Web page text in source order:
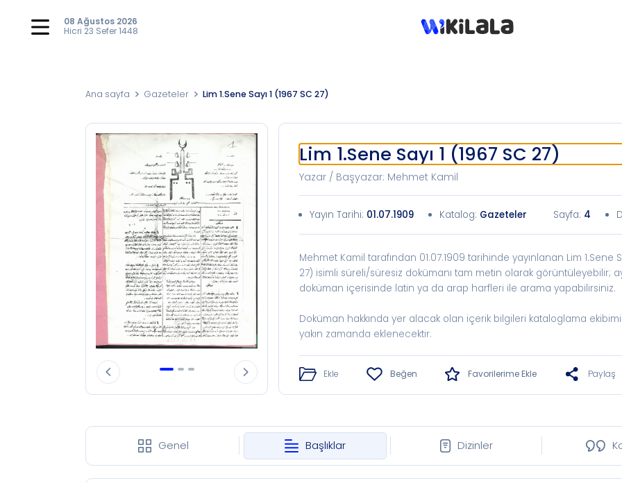
08 Ağustos 2026
Hicri 23 Sefer 1448
Ana sayfa Gazeteler Lim 1.Sene Sayı 1 (1967 SC 27)
Lim 1.Sene Sayı 1 (1967 SC 27)
Yazar / Başyazar: Mehmet Kamil
Yayın Tarihi: 01.07.1909 Katalog: Gazeteler Sayfa: 4
Mehmet Kamil tarafından 01.07.1909 tarihinde yayınlanan Lim 1.Sene
27) isimli süreli/süresiz dokümanı tam metin olarak görüntüleyebilir;
doküman içerisinde latin ya da arap harfleri ile arama yapabilirsiniz.
Doküman hakkında yer alacak olan içerik bilgileri kataloglama
yakın zamanda eklenecektir.
Ekle Beğen Favorilerime Ekle Paylaş
Genel Başlıklar Dizinler